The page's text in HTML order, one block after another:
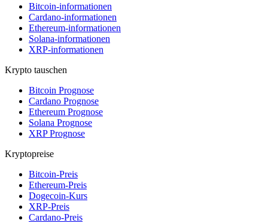
Bitcoin-informationen
Cardano-informationen
Ethereum-informationen
Solana-informationen
XRP-informationen
Krypto tauschen
Bitcoin Prognose
Cardano Prognose
Ethereum Prognose
Solana Prognose
XRP Prognose
Kryptopreise
Bitcoin-Preis
Ethereum-Preis
Dogecoin-Kurs
XRP-Preis
Cardano-Preis